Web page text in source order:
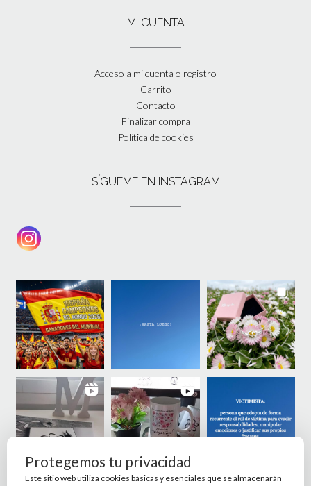
MI CUENTA
Acceso a mi cuenta o registro
Carrito
Contacto
Finalizar compra
Política de cookies
SÍGUEME EN INSTAGRAM
Protegemos tu privacidad
Este sitio web utiliza cookies básicas y esenciales que se almacenarán